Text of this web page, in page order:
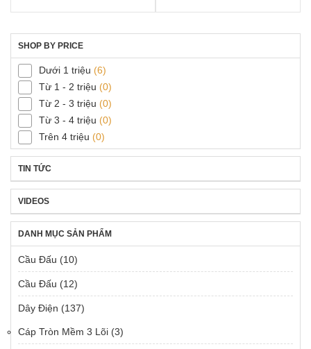
SHOP BY PRICE
Dưới 1 triệu (6)
Từ 1 - 2 triệu (0)
Từ 2 - 3 triệu (0)
Từ 3 - 4 triệu (0)
Trên 4 triệu (0)
TIN TỨC
VIDEOS
DANH MỤC SẢN PHẨM
Cầu Đấu (10)
Cầu Đấu (12)
Dây Điện (137)
Cáp Tròn Mềm 3 Lõi (3)